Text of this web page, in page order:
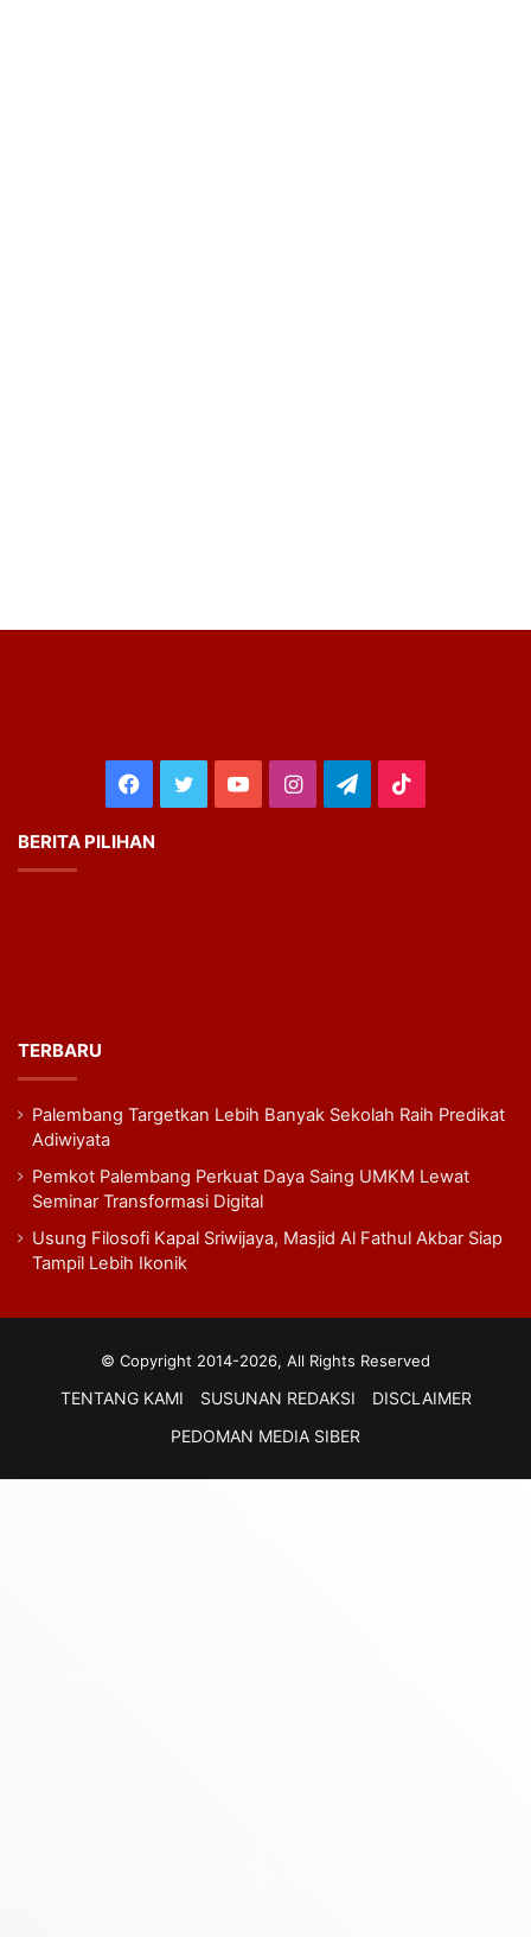
Facebook
TwitterYouTubeInstagram
Telegram
BERITA PILIHAN
TERBARU
Palembang Targetkan Lebih Banyak Sekolah Raih Predikat
Adiwiyata
Pemkot Palembang Perkuat Daya Saing UMKM Lewat
Seminar Transformasi Digital
Usung Filosofi Kapal Sriwijaya, Masjid Al Fathul Akbar Siap
Tampil Lebih Ikonik
© Copyright 2014-2026, All Rights Reserved
TENTANG KAMI SUSUNAN REDAKSI
DISCLAIMER
PEDOMAN MEDIA SIBER